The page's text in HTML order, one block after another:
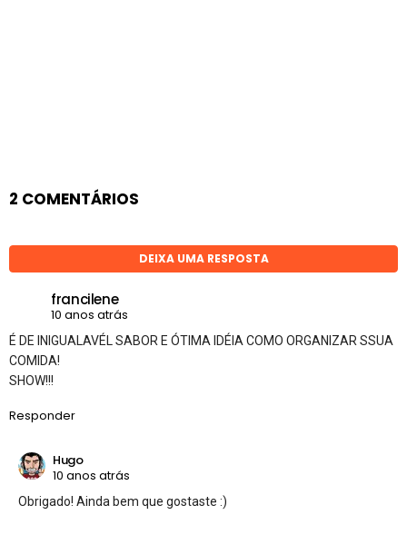
2 COMENTÁRIOS
DEIXA UMA RESPOSTA
francilene
10 anos atrás
É DE INIGUALAVÉL SABOR E ÓTIMA IDÉIA COMO ORGANIZAR SSUA
COMIDA!
SHOW!!!
Responder
Hugo
10 anos atrás
Obrigado! Ainda bem que gostaste :)